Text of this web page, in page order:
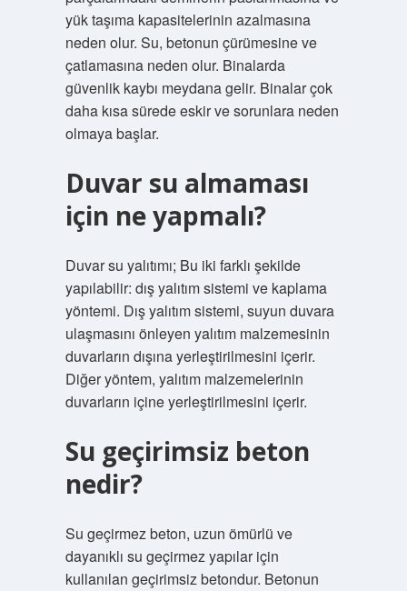
yük taşıma kapasitelerinin azalmasına
neden olur. Su, betonun çürümesine ve
çatlamasına neden olur. Binalarda
güvenlik kaybı meydana gelir. Binalar çok
daha kısa sürede eskir ve sorunlara neden
olmaya başlar.
Duvar su almaması
için ne yapmalı?
Duvar su yalıtımı; Bu iki farklı şekilde
yapılabilir: dış yalıtım sistemi ve kaplama
yöntemi. Dış yalıtım sistemi, suyun duvara
ulaşmasını önleyen yalıtım malzemesinin
duvarların dışına yerleştirilmesini içerir.
Diğer yöntem, yalıtım malzemelerinin
duvarların içine yerleştirilmesini içerir.
Su geçirimsiz beton
nedir?
Su geçirmez beton, uzun ömürlü ve
dayanıklı su geçirmez yapılar için
kullanılan geçirimsiz betondur. Betonun